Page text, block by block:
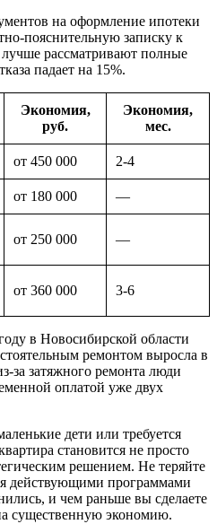
на оформление ипотеки
пояснительную записку к
рассматривают полные
падает на 15%.
Экономия,
руб.
Экономия,
мес.
от 450 000 2-4
от 180 000 —
от 250 000 —
от 360 000 3-6
в Новосибирской области
ремонтом выросла в
за затяжного ремонта люди
оплатой уже двух
дети или требуется
становится не просто
решением. Не теряйте
действующими программами
и чем раньше вы сделаете
существенную экономию.